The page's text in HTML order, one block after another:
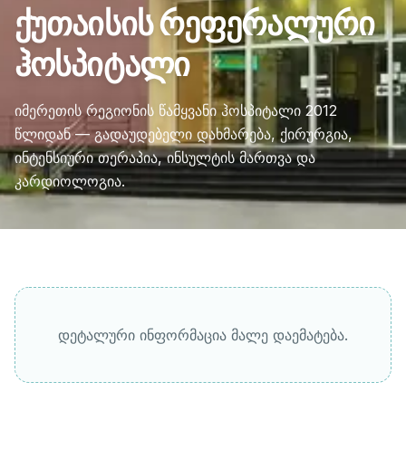
ქუთაისის რეფერალური
ჰოსპიტალი
იმერეთის რეგიონის წამყვანი ჰოსპიტალი 2012
წლიდან — გადაუდებელი დახმარება, ქირურგია,
ინტენსიური თერაპია, ინსულტის მართვა და
კარდიოლოგია.
დეტალური ინფორმაცია მალე დაემატება.